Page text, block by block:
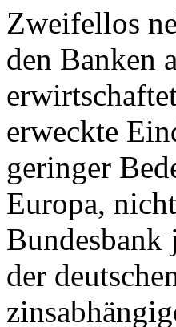
Zweifellos
den Banken
erweckte
geringer
Europa,
Bundesbank
der